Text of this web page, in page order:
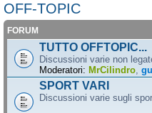
OFF-TOPIC
FORUM
TUTTO OFFTOPIC...
Discussioni varie non
Moderatori: MrCilindro,
SPORT VARI
Discussioni varie sugli